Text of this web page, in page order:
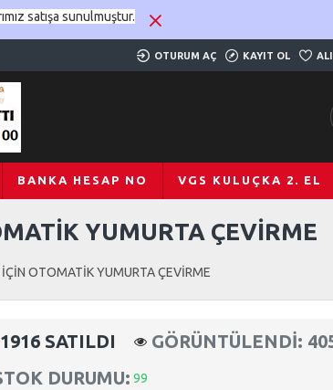
satışa sunulmuştur.
OTURUM AÇ KAYIT OL
BANKA HESAP NO VGS KULUÇKA 2. EL
OTOMATİK YUMURTA ÇEVİRME
YUMURTA ÇEVİRME
DURUMU: 99
1916 SATILDI GÖRÜNTÜLENDI: